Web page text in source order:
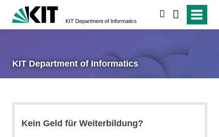
KIT Department of Informatics
KIT Department of Informatics
Kein Geld für Weiterbildung?